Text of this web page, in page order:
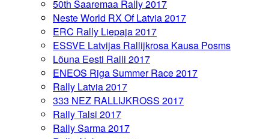
50th Saaremaa Rally 2017
Neste World RX Of Latvia 2017
ERC Rally Liepaja 2017
ESSVE Latvijas Rallijkrosa Kausa Posms
Lõuna Eesti Ralli 2017
ENEOS Riga Summer Race 2017
Rally Latvia 2017
333 NEZ RALLIJKROSS 2017
Rally Talsi 2017
Rally Sarma 2017